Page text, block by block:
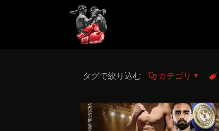
タグで絞り込む カテゴリ